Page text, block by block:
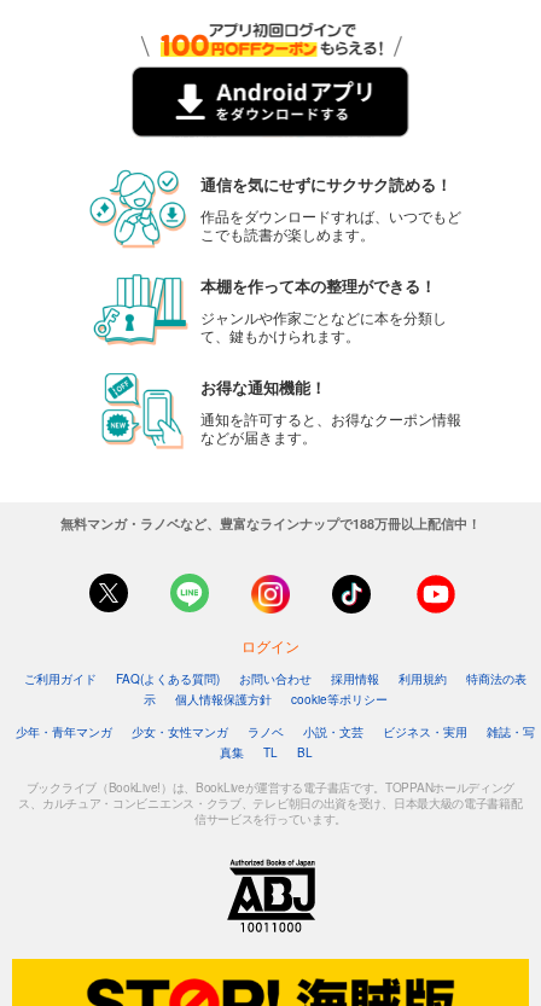
通信を気にせずにサクサク読める！
作品をダウンロードすれば、いつでもど
こでも読書が楽しめます。
本棚を作って本の整理ができる！
ジャンルや作家ごとなどに本を分類し
て、鍵もかけられます。
お得な通知機能！
通知を許可すると、お得なクーポン情報
などが届きます。
無料マンガ・ラノベなど、豊富なラインナップで188万冊以上配信中！
ログイン
ご利用ガイド FAQ(よくある質問) お問い合わせ 採用情報 利用規約
特商法の表
示
個人情報保護方針
cookie等ポリシー
少年・青年マンガ
少女・女性マンガ ラノベ 小説・文芸 ビジネス・実用
雑誌・写
真集
TL BL
ブックライブ（BookLive!）は、BookLiveが運営する電子書店です。TOPPANホールディング
ス、カルチュア・コンビニエンス・クラブ、テレビ朝日の出資を受け、日本最大級の電子書籍配
信サービスを行っています。